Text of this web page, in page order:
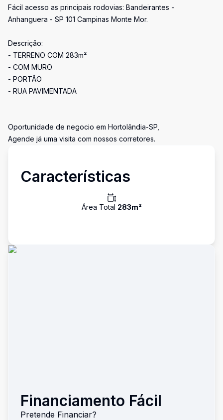
Fácil acesso as principais rodovias: Bandeirantes -
Anhanguera - SP 101 Campinas Monte Mor.
Descrição:
- TERRENO COM 283m²
- COM MURO
- PORTÃO
- RUA PAVIMENTADA
Oportunidade de negocio em Hortolândia-SP,
Agende já uma visita com nossos corretores.
Características
Área Total 283m²
Financiamento Fácil
Pretende Financiar?